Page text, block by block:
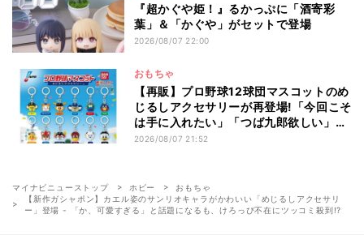
『超かぐや姫！』るかっぷに「酒寄彩
葉」＆「かぐや」がセットで登場
2026/08/07 22:00
おもちゃ
【再販】プロ野球12球団マスコットのめ
じるしアクセサリーが再登場!「今回こそ
は手に入れたい」「つば九郎欲しい」と
話題
2026/08/07 21:52
マイナビニューストップ ホビー
おもちゃ
【新作ガシャポン】カエル姿のサンリオキャラがかわいい「めじるしアクセサリ
ー」登場 - 「か、可愛すぎる」と話題になるも、けろっぴ不在にツッコミ殺到!?